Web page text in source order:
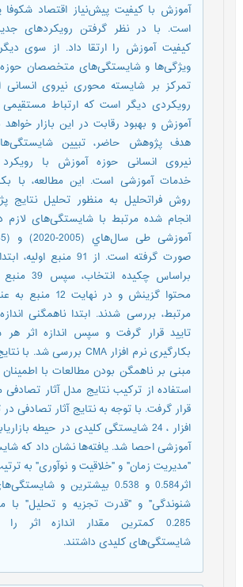
آموزش با کیفیت پیش‌نیاز اقتصاد
است. با در نظر گرفتن رویکردهای
کیفیت آموزش را ارتقا داد. از سوی
ویژگی‌ها و شایستگی‌های متخصصان
تمرکز بر شایسته محوری نیروی انسانی
رویکردی دیگر است که ارتباط مستقیمی
آموزش و بهبود رقابت در این بازار خواهد
هدف پژوهش حاضر، تبیین
نیروی انسانی حوزه آموزش با رویکرد
خدمات آموزشی است. این مطالعه، با
روش فراتحلیل به منظور تحلیل نتایج
انجام شده مرتبط با شایستگی‌های لازم
براساس چکیده
محتوا گزینش و در نهایت 12
مرتبط، بررسی شدند. ابتدا ناهمگنی
تایید قرار گرفت و سپس اندازه اثر
استفاده از ترکیب نتایج مدل آثار تصادفی
قرار گرفت. با توجه به نتایج آثار تصادفی در
افزار ، 24 شایستگی کلیدی در حیطه
آموزشی احصا شد. یافته‌ها نشان داد که
"مدیریت زمان" و "خلاقیت و نوآوری" به ترتیب
اثر0.584 و 0.538 بیشترین و
شنوندگی" و "قدرت تجزیه و تحلیل" با
0.285 کمترین مقدار اندازه اثر
شایستگی‌های کلیدی داشتند.